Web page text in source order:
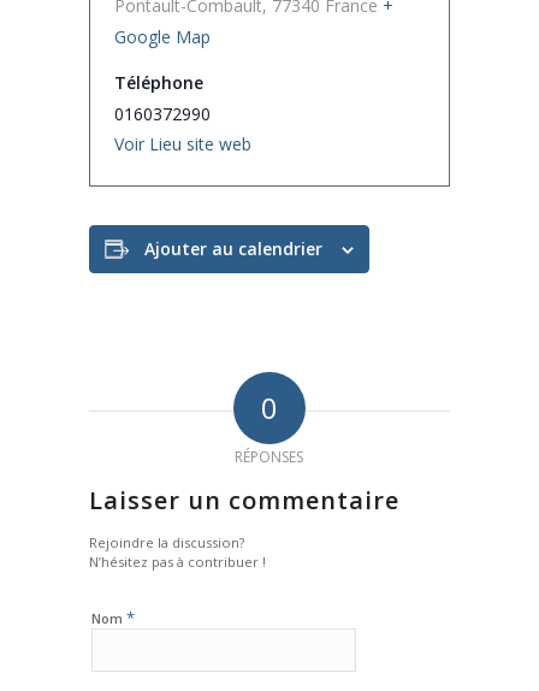
Pontault-Combault, 77340 France +
Google Map
Téléphone
0160372990
Voir Lieu site web
Ajouter au calendrier
0
RÉPONSES
Laisser un commentaire
Rejoindre la discussion?
N’hésitez pas à contribuer !
Nom *